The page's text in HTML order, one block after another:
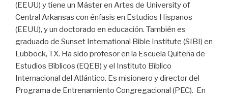
(EEUU) y tiene un Máster en Artes de University of
Central Arkansas con énfasis en Estudios Hispanos
(EEUU), y un doctorado en educación. También es
graduado de Sunset International Bible Institute (SIBI) en
Lubbock, TX. Ha sido profesor en la Escuela Quiteña de
Estudios Bíblicos (EQEB) y el Instituto Bíblico
Internacional del Atlántico. Es misionero y director del
Programa de Entrenamiento Congregacional (PEC). En